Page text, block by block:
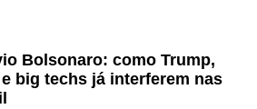
Bolsonaro: como Trump,
big techs já interferem nas